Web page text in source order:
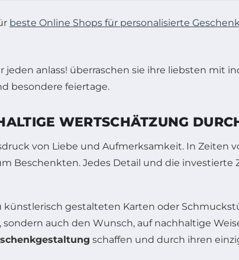
beste Online Shops für personalisierte
WERTSCHÄTZUNG
von Liebe und Aufmerksamkeit. In Zeiten
Beschenkten. Jedes Detail und die investierte
gestalteten Karten oder
auch den Wunsch, auf nachhaltige
schaffen und durch ihren